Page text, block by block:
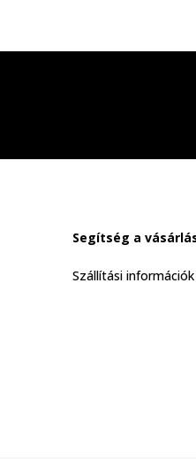
Segítség a
Szállítási információk